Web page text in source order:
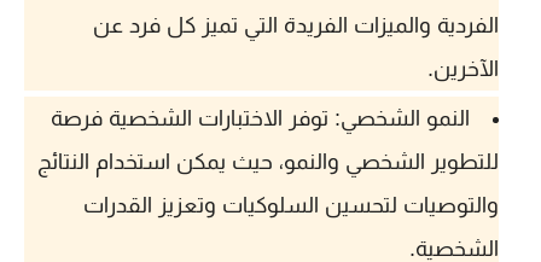
الفردية والميزات الفريدة التي تميز كل فرد عن
الآخرين.
النمو الشخصي: توفر الاختبارات الشخصية فرصة
للتطوير الشخصي والنمو، حيث يمكن استخدام النتائج
والتوصيات لتحسين السلوكيات وتعزيز القدرات
الشخصية.